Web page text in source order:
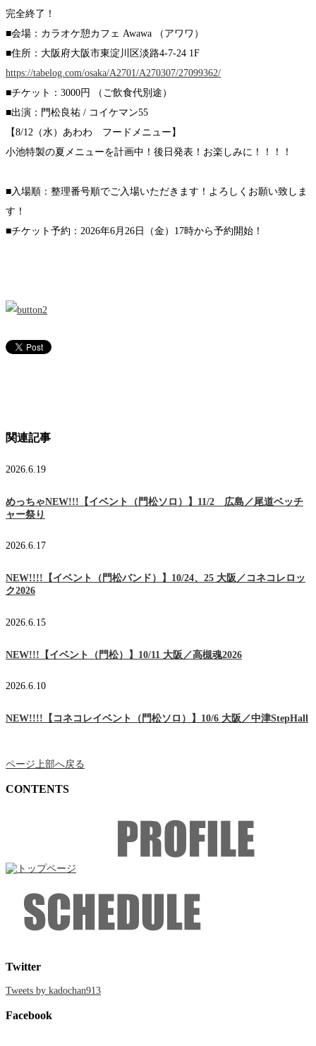
完全終了！
■会場：カラオケ憩カフェ Awawa （アワワ）
■住所：大阪府大阪市東淀川区淡路4-7-24 1F
https://tabelog.com/osaka/A2701/A270307/27099362/
■チケット：3000円 （ご飲食代別途）
■出演：門松良祐 / コイケマン55
【8/12（水）あわわ フードメニュー】
小池特製の夏メニューを計画中！後日発表！お楽しみに！！！！
■入場順：整理番号順でご入場いただきます！よろしくお願い致しま
す！
■チケット予約：2026年6月26日（金）17時から予約開始！
関連記事
2026.6.19
めっちゃNEW!!!【イベント（門松ソロ）】11/2 広島／尾道ベッチ
ャー祭り
2026.6.17
NEW!!!!【イベント（門松バンド）】10/24、25 大阪／コネコレロッ
ク2026
2026.6.15
NEW!!!【イベント（門松）】10/11 大阪／高槻魂2026
2026.6.10
NEW!!!!【コネコレイベント（門松ソロ）】10/6 大阪／中津StepHall
ページ上部へ戻る
CONTENTS
Twitter
Tweets by kadochan913
Facebook